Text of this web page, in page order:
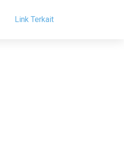
Link Terkait